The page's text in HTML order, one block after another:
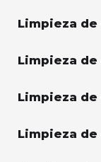
Limpieza de
Limpieza de
Limpieza de
Limpieza de